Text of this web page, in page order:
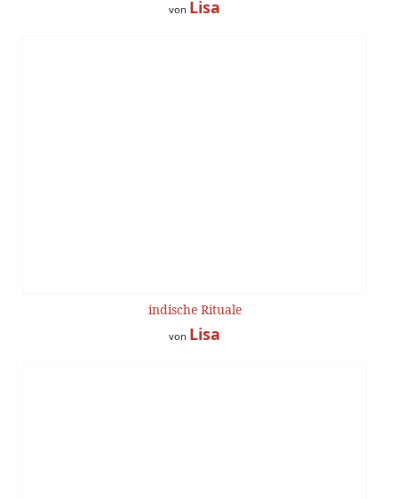
von Lisa
indische Rituale
von Lisa